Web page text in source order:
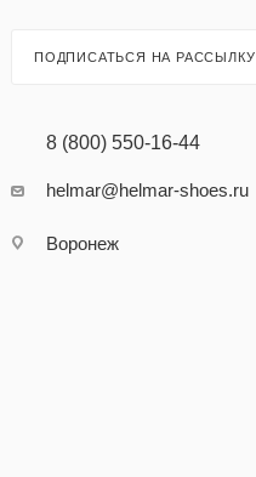
ПОДПИСАТЬСЯ НА РАССЫЛКУ
8 (800) 550-16-44
helmar@helmar-shoes.ru
Воронеж